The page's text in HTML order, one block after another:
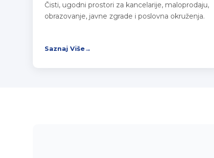
Čisti, ugodni prostori za kancelarije, maloprodaju,
obrazovanje, javne zgrade i poslovna okruženja.
Saznaj Više→